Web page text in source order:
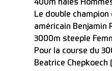
400m haies
Le double
américain Benjamin
3000m steeple
Pour la course du
Beatrice Chepkoech